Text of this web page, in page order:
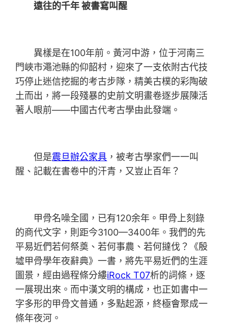
遠往的千年 被書寫叫醒
異樣是在100年前。黃河中游，位于河南三
門峽市澠池縣的仰韶村，迎來了一支依附古代技
巧停止迷信挖掘的考古步隊，精美古樸的彩陶破
土而出，將一段殘暴的史前文明畫卷逐步展陳活
著人眼前——中國古代考古學由此發端。
但是震旦辦公家具 ，被考古學家們一一叫
醒、記載在書卷中的汗青，又豈止百年？
甲骨名噪全國，已有120余年。甲骨上刻錄
的商代文字，則距今3100—3400年。我們的先
平易近們若何祭奠、若何事農、若何撻伐？《殷
墟甲骨學年夜辭典》一書，將先平易近們的生涯
圖景，經由過程條分縷iRock T07析的詞條，逐
一展現出來。而中漢文明的構成，也正如書中一
字多形的甲骨文普通，多點起源，終極會聚成一
條年夜河。